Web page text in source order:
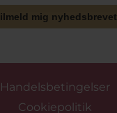
mig nyhedsbrevet
Handelsbetingelser
Cookiepolitik